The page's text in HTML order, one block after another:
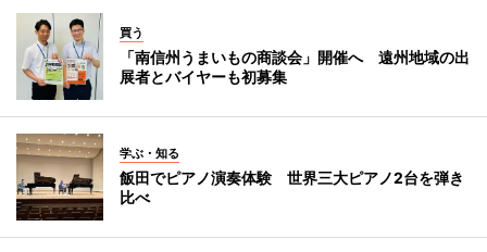
買う
「南信州うまいもの商談会」開催へ 遠州地域の出
展者とバイヤーも初募集
学ぶ・知る
飯田でピアノ演奏体験 世界三大ピアノ2台を弾き
比べ